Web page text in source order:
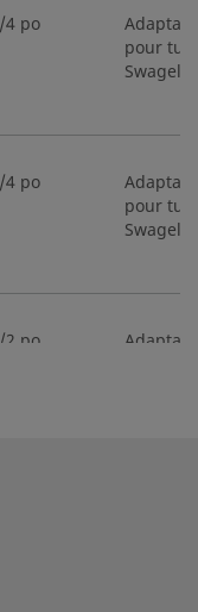
4 po
pour
4 po
pour
2 po